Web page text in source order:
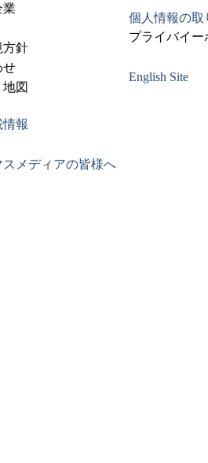
業
方針
せ
図
情報
メディアの皆様へ
個人情報の取
プライバイー
English Site